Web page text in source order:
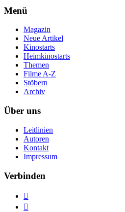
Menü
Magazin
Neue Artikel
Kinostarts
Heimkinostarts
Themen
Filme A-Z
Stöbern
Archiv
Über uns
Leitlinien
Autoren
Kontakt
Impressum
Verbinden

